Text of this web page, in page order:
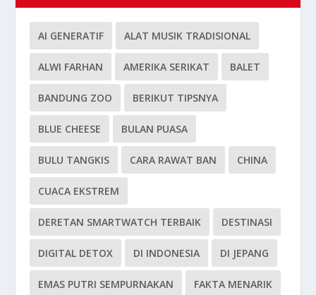
AI GENERATIF ALAT MUSIK TRADISIONAL
ALWI FARHAN AMERIKA SERIKAT BALET
BANDUNG ZOO BERIKUT TIPSNYA
BLUE CHEESE BULAN PUASA
BULU TANGKIS CARA RAWAT BAN CHINA
CUACA EKSTREM
DERETAN SMARTWATCH TERBAIK DESTINASI
DIGITAL DETOX DI INDONESIA DI JEPANG
EMAS PUTRI SEMPURNAKAN FAKTA MENARIK